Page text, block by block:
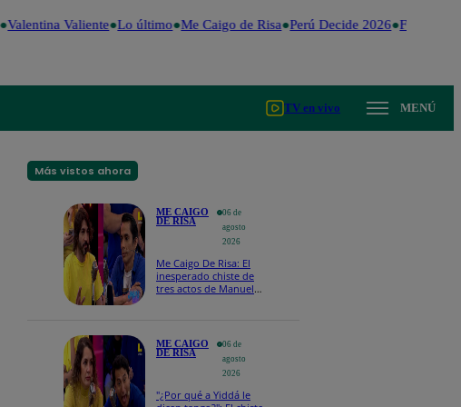
Valentina Valiente Lo último Me Caigo de Risa Perú Decide 2026 Fútbol
TV en vivo MENÚ
Más vistos ahora
ME CAIGO
DE RISA
06 de
agosto
2026
Me Caigo De Risa: El
inesperado chiste de
tres actos de Manuel
ME CAIGO
DE RISA
06 de
agosto
2026
"¿Por qué a Yiddá le